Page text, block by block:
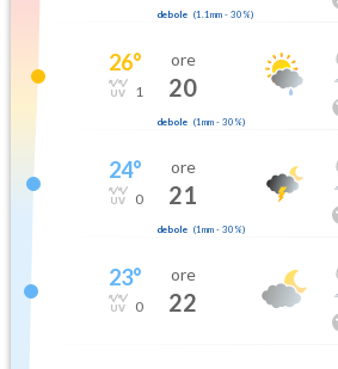
debole (1.1mm- 30 %)
26°
1
ore
20
debole (1mm- 30 %)
24°
0
ore
21
debole (1mm- 30 %)
23°
0
ore
22